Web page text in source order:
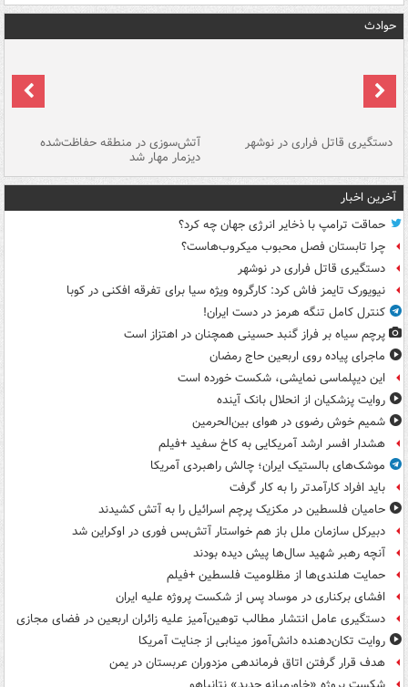
حوادث
دستگیری قاتل فراری در نوشهر آتش‌سوزی در منطقه حفاظت‌شده
دیزمار مهار شد
آخرین اخبار
حماقت ترامپ با ذخایر انرژی جهان چه کرد؟
چرا تابستان فصل محبوب میکروب‌هاست؟
دستگیری قاتل فراری در نوشهر
نیویورک تایمز فاش کرد: کارگروه ویژه سیا برای تفرقه افکنی در کوبا
کنترل کامل تنگه هرمز در دست ایران!
پرچم سیاه بر فراز گنبد حسینی همچنان در اهتزاز است
ماجرای پیاده روی اربعین حاج رمضان
این دیپلماسی نمایشی، شکست خورده است
روایت پزشکیان از انحلال بانک آینده
شمیم خوش رضوی در هوای بین‌الحرمین
هشدار افسر ارشد آمریکایی به کاخ سفید +فیلم
موشک‌های بالستیک ایران؛ چالش راهبردی آمریکا
باید افراد کارآمدتر را به کار گرفت
حامیان فلسطین در مکزیک پرچم اسرائیل را به آتش کشیدند
دبیرکل سازمان ملل باز هم خواستار آتش‌بس فوری در اوکراین شد
آنچه رهبر شهید سال‌ها پیش دیده بودند
حمایت هلندی‌ها از مظلومیت فلسطین +فیلم
افشای برکناری در موساد پس از شکست پروژه علیه ایران
دستگیری عامل انتشار مطالب توهین‌آمیز علیه زائران اربعین در فضای مجازی
روایت تکان‌دهنده دانش‌آموز مینابی از جنایت آمریکا
هدف قرار گرفتن اتاق‌ فرماندهی مزدوران عربستان در یمن